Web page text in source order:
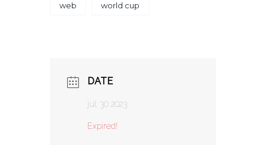
web world cup
DATE
jul. 30 2023
Expired!